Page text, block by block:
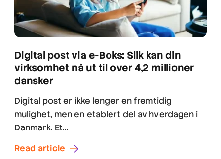
Digital post via e-Boks: Slik kan din
virksomhet nå ut til over 4,2 millioner
dansker
Digital post er ikke lenger en fremtidig
mulighet, men en etablert del av hverdagen i
Danmark. Et...
Read article